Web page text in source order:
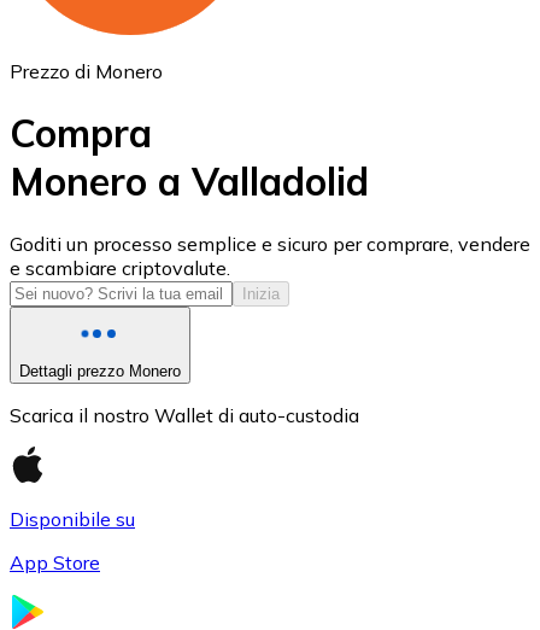
USD Coin
USDC
Prezzo di Monero
Compra
Monero a Valladolid
Goditi un processo semplice e sicuro per comprare, vendere
e scambiare criptovalute.
Inizia
Dettagli prezzo Monero
Scarica il nostro Wallet di auto-custodia
Disponibile su
App Store